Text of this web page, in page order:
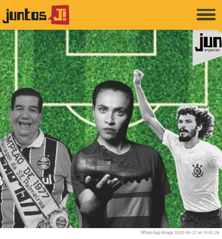
WhatsApp Image 2020-06-27 at 19.05.26